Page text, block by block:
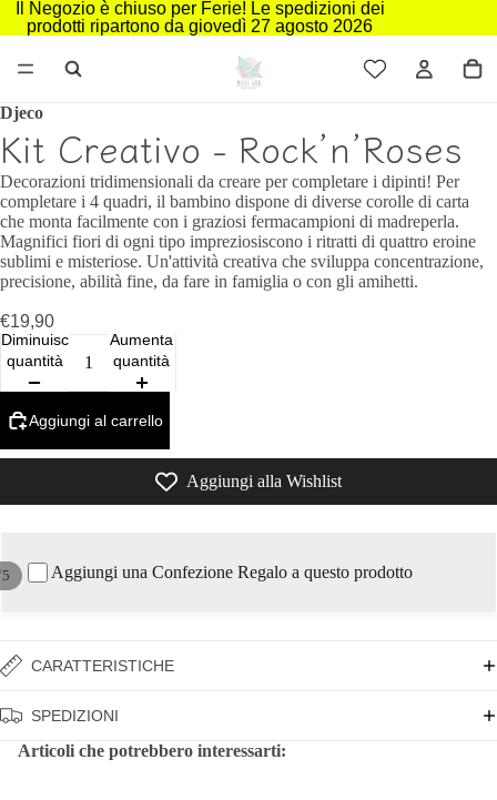
Il Negozio è chiuso per Ferie! Le spedizioni dei
prodotti ripartono da giovedì 27 agosto 2026
5
Djeco
Kit Creativo - Rock’n’Roses
Decorazioni tridimensionali da creare per completare i dipinti! Per
completare i 4 quadri, il bambino dispone di diverse corolle di carta
che monta facilmente con i graziosi fermacampioni di madreperla.
Magnifici fiori di ogni tipo impreziosiscono i ritratti di quattro eroine
sublimi e misteriose. Un'attività creativa che sviluppa concentrazione,
precisione, abilità fine, da fare in famiglia o con gli amihetti.
€19,90
Diminuisci
quantità
Aumenta
quantità
Aggiungi al carrello
Aggiungi alla Wishlist
Aggiungi una Confezione Regalo a questo prodotto
CARATTERISTICHE
SPEDIZIONI
Articoli che potrebbero interessarti: